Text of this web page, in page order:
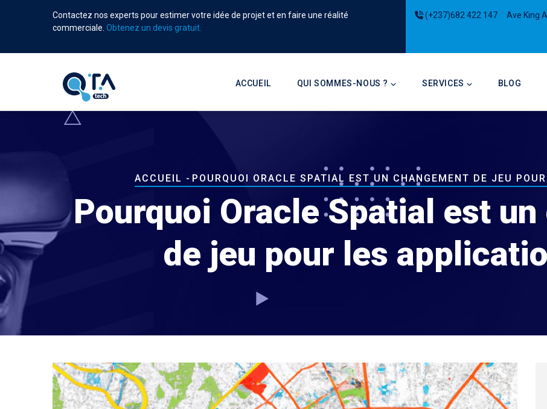
Contactez nos experts pour estimer votre idée de projet et en faire une réalité
commerciale. Obtenez un devis gratuit.
(+237)682 422 147 Ave King
ACCUEIL QUI SOMMES-NOUS ? SERVICES BLOG
Fil
ACCUEIL - POURQUOI ORACLE SPATIAL EST UN CHANGEMENT DE JEU
Pourquoi Oracle Spatial est
de jeu pour les